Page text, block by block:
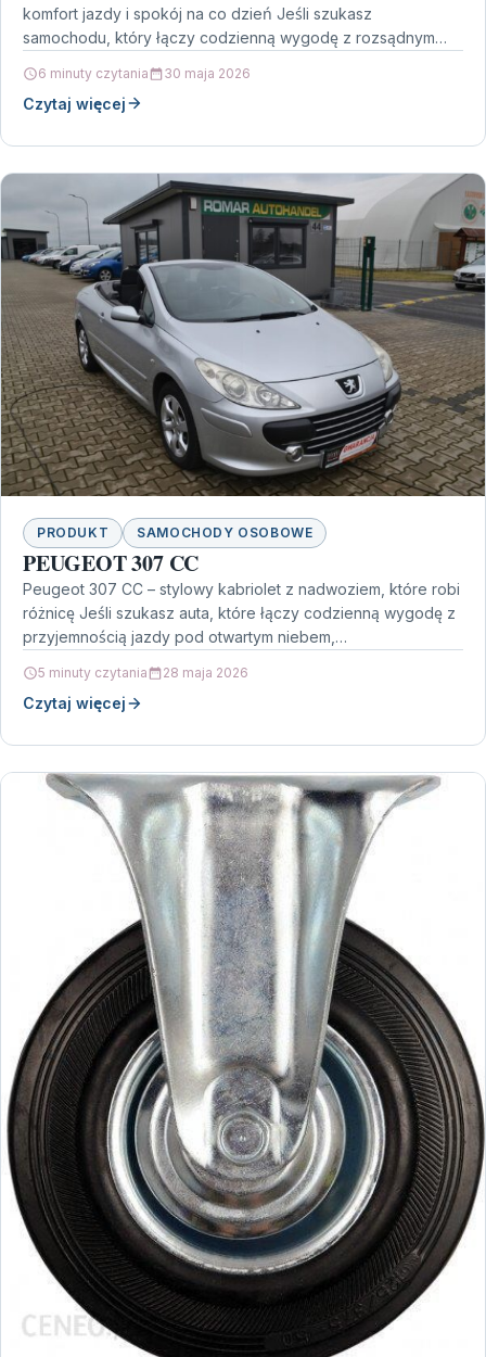
komfort jazdy i spokój na co dzień Jeśli szukasz
samochodu, który łączy codzienną wygodę z rozsądnym
6 minuty czytania 30 maja 2026
Czytaj więcej
PRODUKT SAMOCHODY OSOBOWE
PEUGEOT 307 CC
Peugeot 307 CC – stylowy kabriolet z nadwoziem, które robi
różnicę Jeśli szukasz auta, które łączy codzienną wygodę z
przyjemnością jazdy pod otwartym niebem,…
5 minuty czytania 28 maja 2026
Czytaj więcej